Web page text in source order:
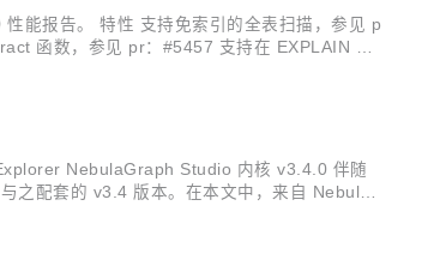
能报告。 特性 支持免索引的全表扫描，参见 p
函数，参见 pr：#5457 支持在 EXPLAIN 输
NebulaGraph Studio 内核 v3.4.0 伴随
配套的 v3.4 版本。在本文中，来自 Nebula